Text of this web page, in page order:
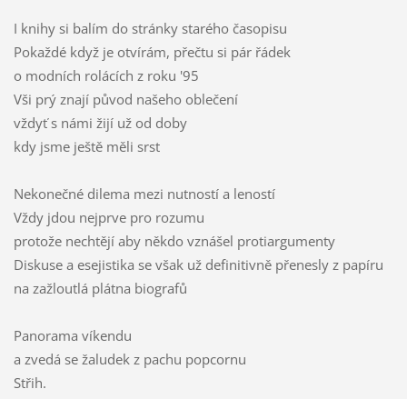
I knihy si balím do stránky starého časopisu
Pokaždé když je otvírám, přečtu si pár řádek
o modních rolácích z roku '95
Vši prý znají původ našeho oblečení
vždyť s námi žijí už od doby
kdy jsme ještě měli srst
Nekonečné dilema mezi nutností a leností
Vždy jdou nejprve pro rozumu
protože nechtějí aby někdo vznášel protiargumenty
Diskuse a esejistika se však už definitivně přenesly z papíru
na zažloutlá plátna biografů
Panorama víkendu
a zvedá se žaludek z pachu popcornu
Střih.